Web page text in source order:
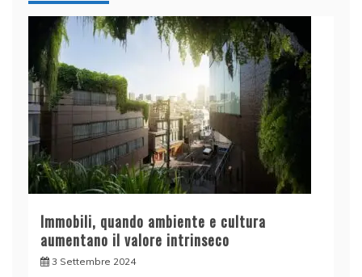
Immobili, quando ambiente e cultura
aumentano il valore intrinseco
3 Settembre 2024